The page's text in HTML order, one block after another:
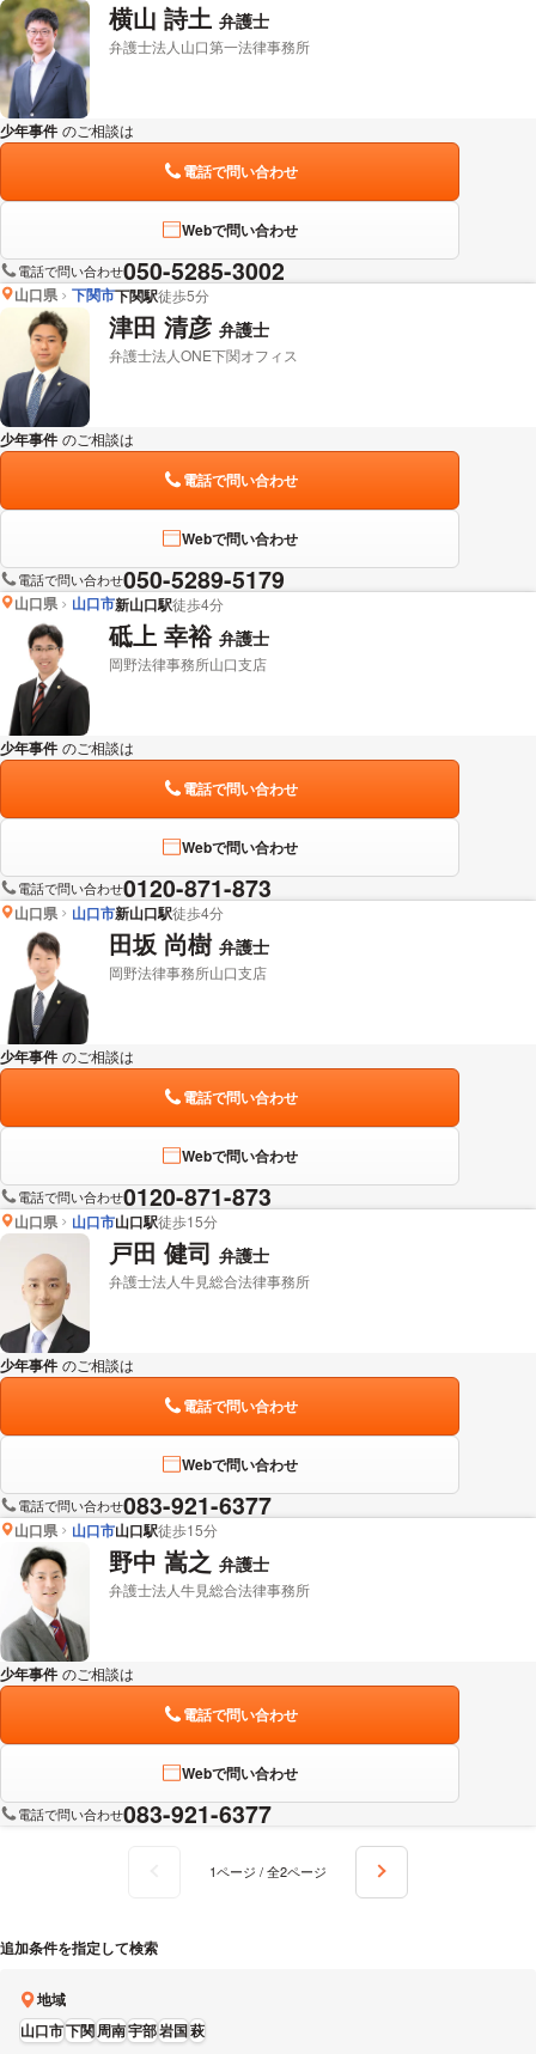
横山 詩土 弁護士
弁護士法人山口第一法律事務所
少年事件 のご相談は
電話で問い合わせ
Webで問い合わせ
電話で問い合わせ050-5285-3002
山口県 下関市下関駅徒歩5分
津田 清彦 弁護士
弁護士法人ONE下関オフィス
少年事件 のご相談は
電話で問い合わせ
Webで問い合わせ
電話で問い合わせ050-5289-5179
山口県 山口市新山口駅徒歩4分
砥上 幸裕 弁護士
岡野法律事務所山口支店
少年事件 のご相談は
電話で問い合わせ
Webで問い合わせ
電話で問い合わせ0120-871-873
山口県 山口市新山口駅徒歩4分
田坂 尚樹 弁護士
岡野法律事務所山口支店
少年事件 のご相談は
電話で問い合わせ
Webで問い合わせ
電話で問い合わせ0120-871-873
山口県 山口市山口駅徒歩15分
戸田 健司 弁護士
弁護士法人牛見総合法律事務所
少年事件 のご相談は
電話で問い合わせ
Webで問い合わせ
電話で問い合わせ083-921-6377
山口県 山口市山口駅徒歩15分
野中 嵩之 弁護士
弁護士法人牛見総合法律事務所
少年事件 のご相談は
電話で問い合わせ
Webで問い合わせ
電話で問い合わせ083-921-6377
1ページ / 全2ページ
追加条件を指定して検索
地域
山口市下関周南宇部岩国萩